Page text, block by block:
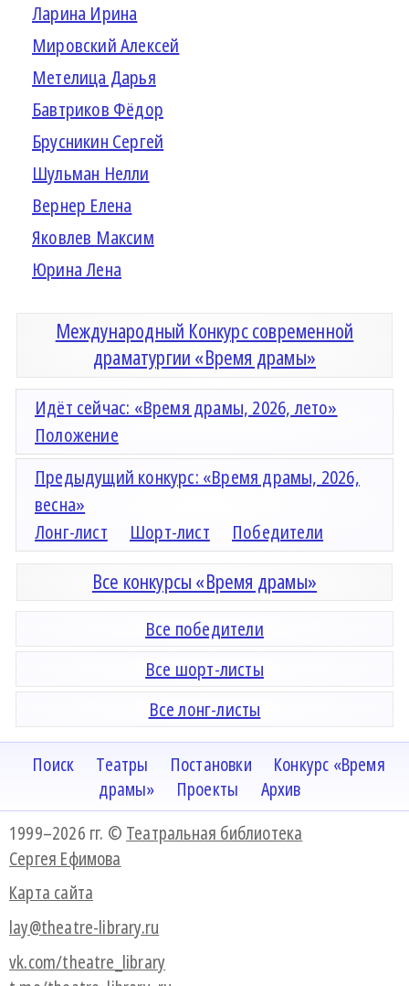
Ларина Ирина
Мировский Алексей
Метелица Дарья
Бавтриков Фёдор
Брусникин Сергей
Шульман Нелли
Вернер Елена
Яковлев Максим
Юрина Лена
Международный Конкурс современной
драматургии «Время драмы»
Идёт сейчас: «Время драмы, 2026, лето»
Положение
Предыдущий конкурс: «Время драмы, 2026,
весна»
Лонг-лист
Шорт-лист Победители
Все конкурсы «Время драмы»
Все победители
Все шорт-листы
Все лонг-листы
Поиск Театры Постановки
Конкурс «Время
драмы»
Проекты
Архив
1999–2026 гг. © Театральная библиотека
Сергея Ефимова
Карта сайта
lay@theatre-library.ru
vk.com/theatre_library